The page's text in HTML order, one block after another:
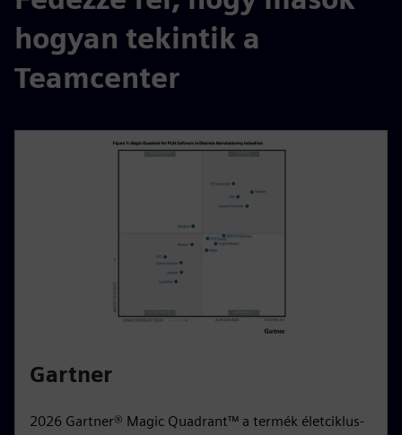
hogyan tekintik a
Teamcenter
Gartner
2026 Gartner® Magic Quadrant™ a termék életciklus-